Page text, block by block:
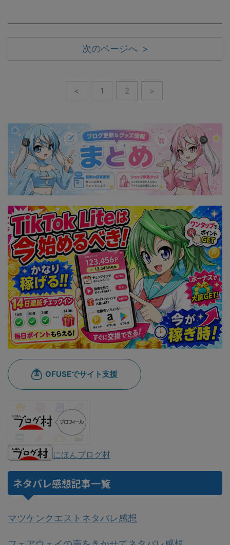
次のページへ >
< 1 2 >
にほんブログ村
ネタバレ感想記事一覧
マツケンクエストネタバレ感想